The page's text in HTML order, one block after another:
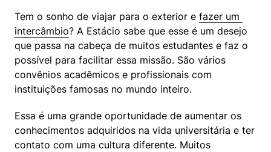
Tem o sonho de viajar para o exterior e fazer um
intercâmbio? A Estácio sabe que esse é um desejo
que passa na cabeça de muitos estudantes e faz o
possível para facilitar essa missão. São vários
convênios acadêmicos e profissionais com
instituições famosas no mundo inteiro.
Essa é uma grande oportunidade de aumentar os
conhecimentos adquiridos na vida universitária e ter
contato com uma cultura diferente. Muitos